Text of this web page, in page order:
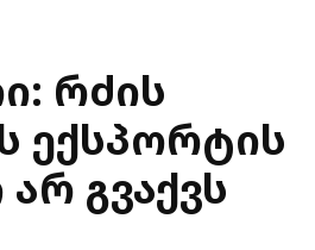
რძის
ექსპორტის
გვაქვს